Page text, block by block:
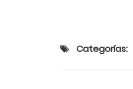
Categorías: